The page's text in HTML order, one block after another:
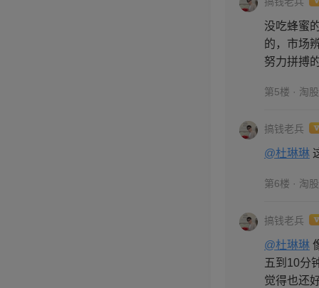
没吃蜂蜜
的，市场
努力拼搏
第5楼 · 淘
搞钱老兵
@杜琳琳
第6楼 · 淘
搞钱老兵
@杜琳琳
五到10分
觉得也还